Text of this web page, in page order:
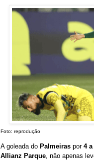
Foto: reprodução
A goleada do Palmeiras por 4 a
Allianz Parque , não apenas